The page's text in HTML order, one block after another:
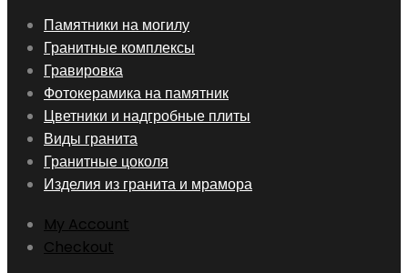
Skip
content
Памятники на могилу
Гранитные комплексы
Гравировка
Фотокерамика на памятник
Цветники и надгробные плиты
Виды гранита
Гранитные цоколя
Изделия из гранита и мрамора
My Account
Checkout